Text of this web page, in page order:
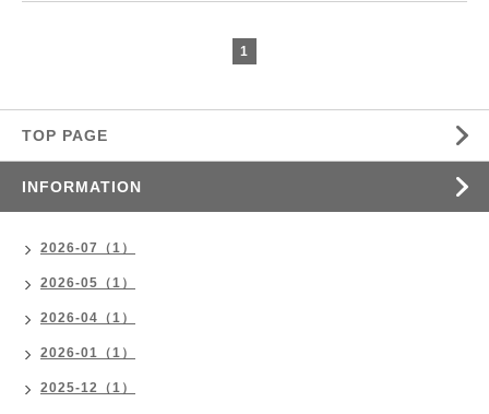
1
TOP PAGE
INFORMATION
2026-07（1）
2026-05（1）
2026-04（1）
2026-01（1）
2025-12（1）